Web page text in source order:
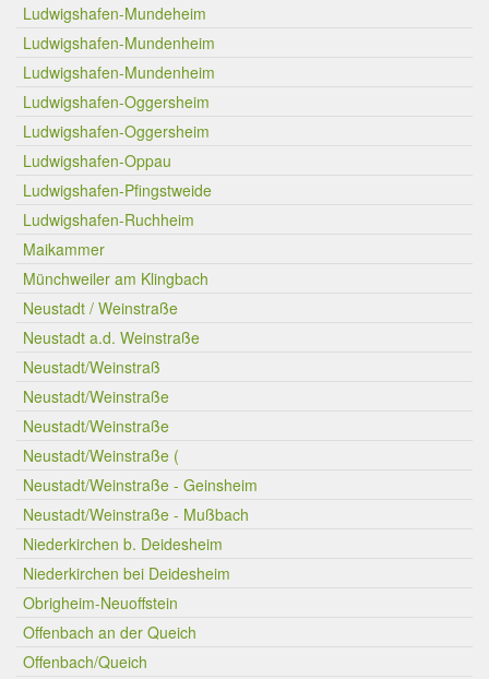
Ludwigshafen-Mundeheim
Ludwigshafen-Mundenheim
Ludwigshafen-Mundenheim
Ludwigshafen-Oggersheim
Ludwigshafen-Oggersheim
Ludwigshafen-Oppau
Ludwigshafen-Pfingstweide
Ludwigshafen-Ruchheim
Maikammer
Münchweiler am Klingbach
Neustadt / Weinstraße
Neustadt a.d. Weinstraße
Neustadt/Weinstraß
Neustadt/Weinstraße
Neustadt/Weinstraße
Neustadt/Weinstraße (
Neustadt/Weinstraße - Geinsheim
Neustadt/Weinstraße - Mußbach
Niederkirchen b. Deidesheim
Niederkirchen bei Deidesheim
Obrigheim-Neuoffstein
Offenbach an der Queich
Offenbach/Queich